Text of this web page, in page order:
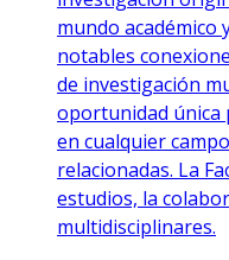
mundo académico
notables
de investigación
oportunidad única
en cualquier
relacionadas. La
estudios, la
multidisciplinares.